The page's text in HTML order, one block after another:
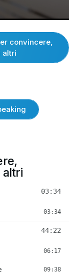
convincere,
altri
altri
03:34
03:34
44:22
06:17
09:38